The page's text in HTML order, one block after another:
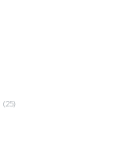
(25)